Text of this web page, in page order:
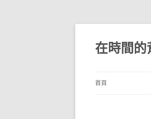
跳
主
要
內
在時間的
首頁